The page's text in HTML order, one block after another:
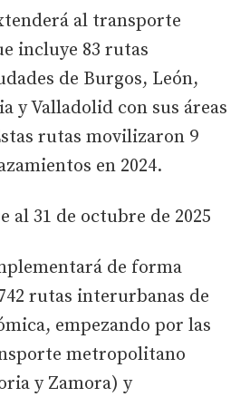
al transporte
incluye 83 rutas
de Burgos, León,
y Valladolid con sus áreas
rutas movilizaron 9
en 2024.
al 31 de octubre de 2025
de forma
rutas interurbanas de
empezando por las
metropolitano
y Zamora) y